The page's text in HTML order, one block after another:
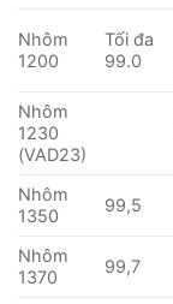
Nhôm
1200
Tối đa
99.0
Nhôm
1230
(VAD23)
Nhôm
1350
99,5
Nhôm
1370
99,7